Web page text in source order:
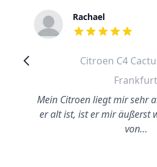
Rachael
out of 5 stars
Citroen C4
Frankfurt
Mein Citroen liegt mir sehr
er alt ist, ist er mir äußerst
von…